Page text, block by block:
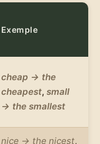
Exemple
cheap → the
cheapest, small
→ the smallest
nice → the nicest,